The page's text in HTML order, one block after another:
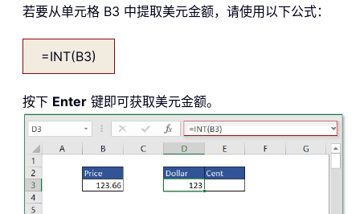
若要从单元格 B3 中提取美元金额，请使用以下公式：
=INT(B3)
按下 Enter 键即可获取美元金额。